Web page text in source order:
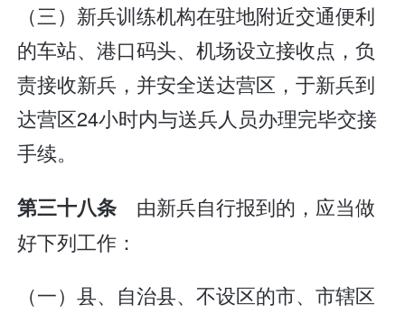
（三）新兵训练机构在驻地附近交通便利
的车站、港口码头、机场设立接收点，负
责接收新兵，并安全送达营区，于新兵到
达营区24小时内与送兵人员办理完毕交接
手续。
第三十八条 由新兵自行报到的，应当做
好下列工作：
（一）县、自治县、不设区的市、市辖区